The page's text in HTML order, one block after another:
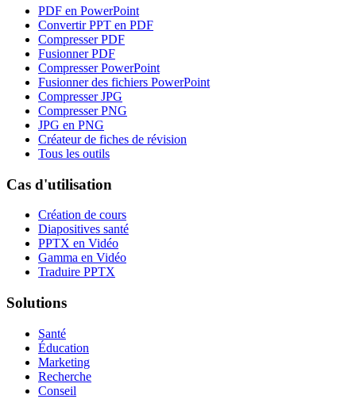
PDF en PowerPoint
Convertir PPT en PDF
Compresser PDF
Fusionner PDF
Compresser PowerPoint
Fusionner des fichiers PowerPoint
Compresser JPG
Compresser PNG
JPG en PNG
Créateur de fiches de révision
Tous les outils
Cas d'utilisation
Création de cours
Diapositives santé
PPTX en Vidéo
Gamma en Vidéo
Traduire PPTX
Solutions
Santé
Éducation
Marketing
Recherche
Conseil